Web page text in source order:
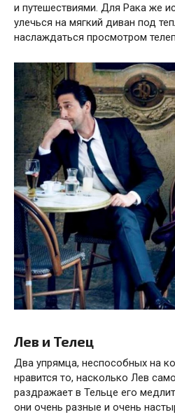
и путешествиями. Для Рака же
улечься на мягкий диван под
наслаждаться просмотром
Лев и Телец
Два упрямца, неспособных на
нравится то, насколько Лев
раздражает в Тельце его
они очень разные и очень